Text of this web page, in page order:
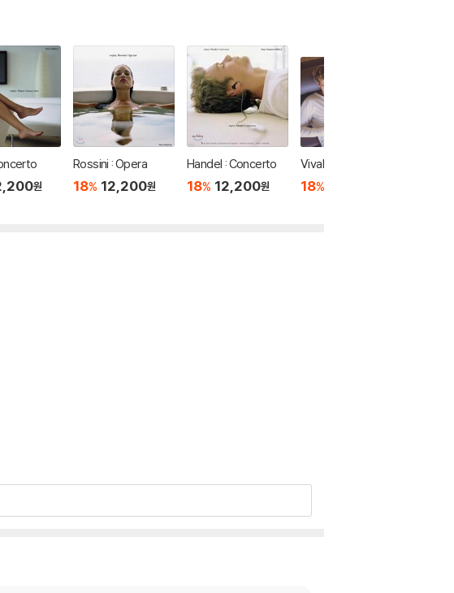
원
Rossini : Opera
18% 12,200원
Handel : Concerto
18% 12,200원
Vivaldi : Moods
18%